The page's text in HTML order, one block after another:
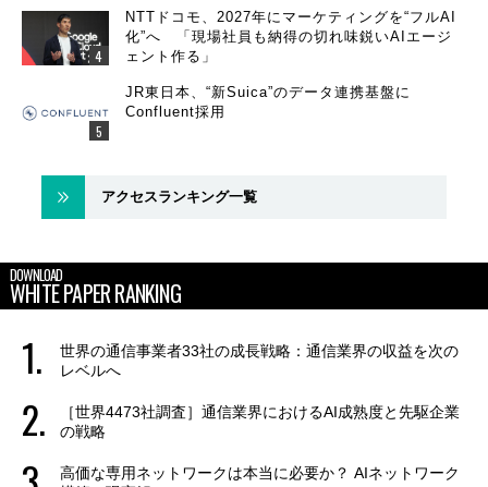
NTTドコモ、2027年にマーケティングを“フルAI
化”へ 「現場社員も納得の切れ味鋭いAIエージ
ェント作る」
JR東日本、“新Suica”のデータ連携基盤に
Confluent採用
アクセスランキング一覧
DOWNLOAD
WHITE PAPER RANKING
世界の通信事業者33社の成長戦略：通信業界の収益を次の
レベルへ
［世界4473社調査］通信業界におけるAI成熟度と先駆企業
の戦略
高価な専用ネットワークは本当に必要か？ AIネットワーク